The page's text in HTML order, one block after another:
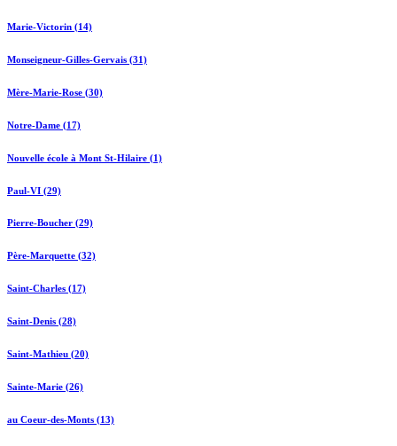
Marie-Victorin (14)
Monseigneur-Gilles-Gervais (31)
Mère-Marie-Rose (30)
Notre-Dame (17)
Nouvelle école à Mont St-Hilaire (1)
Paul-VI (29)
Pierre-Boucher (29)
Père-Marquette (32)
Saint-Charles (17)
Saint-Denis (28)
Saint-Mathieu (20)
Sainte-Marie (26)
au Coeur-des-Monts (13)